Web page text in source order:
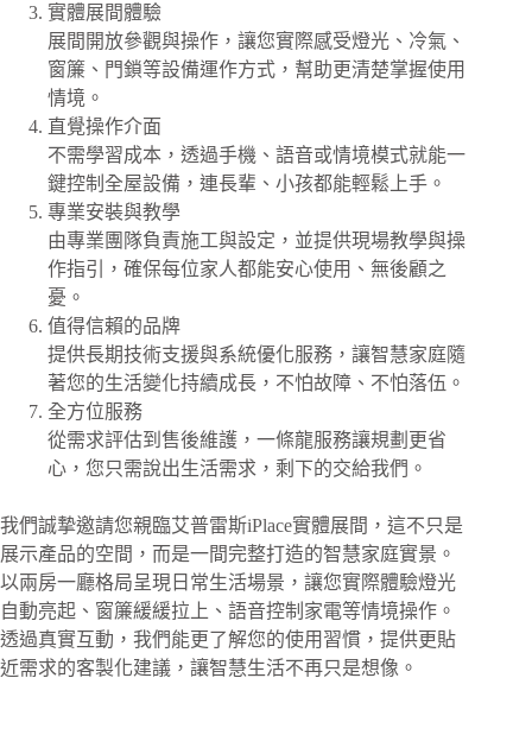
實體展間體驗
展間開放參觀與操作，讓您實際感受燈光、冷氣、
窗簾、門鎖等設備運作方式，幫助更清楚掌握使用
情境。
直覺操作介面
不需學習成本，透過手機、語音或情境模式就能一
鍵控制全屋設備，連長輩、小孩都能輕鬆上手。
專業安裝與教學
由專業團隊負責施工與設定，並提供現場教學與操
作指引，確保每位家人都能安心使用、無後顧之
憂。
值得信賴的品牌
提供長期技術支援與系統優化服務，讓智慧家庭隨
著您的生活變化持續成長，不怕故障、不怕落伍。
全方位服務
從需求評估到售後維護，一條龍服務讓規劃更省
心，您只需說出生活需求，剩下的交給我們。
我們誠摯邀請您親臨艾普雷斯iPlace實體展間，這不只是
展示產品的空間，而是一間完整打造的智慧家庭實景。
以兩房一廳格局呈現日常生活場景，讓您實際體驗燈光
自動亮起、窗簾緩緩拉上、語音控制家電等情境操作。
透過真實互動，我們能更了解您的使用習慣，提供更貼
近需求的客製化建議，讓智慧生活不再只是想像。